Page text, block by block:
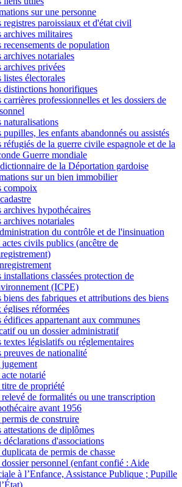
sur une personne
registres paroissiaux et d'état civil
archives militaires
recensements de population
archives notariales
archives privées
listes électorales
distinctions honorifiques
carrières professionnelles et les dossiers de
naturalisations
pupilles, les enfants abandonnés ou assistés
réfugiés de la guerre civile espagnole et de la
Guerre mondiale
de la Déportation gardoise
sur un bien immobilier
compoix
archives hypothécaires
archives notariales
du contrôle et de l'insinuation
actes civils publics (ancêtre de
installations classées protection de
(ICPE)
biens des fabriques et attributions des biens
églises réformées
édifices appartenant aux communes
ou un dossier administratif
textes législatifs ou réglementaires
preuves de nationalité
notarié
de propriété
de formalités ou une transcription
avant 1956
de construire
attestations de diplômes
déclarations d'associations
de permis de chasse
personnel (enfant confié : Aide
à l’Enfance, Assistance Publique ; Pupille